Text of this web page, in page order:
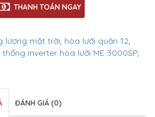
THANH TOÁN NGAY
lượng mặt trời, hòa lưới quận 12,
thống inverter hòa lưới ME 3000SP,
ĐÁNH GIÁ (0)